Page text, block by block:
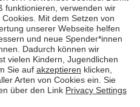
Bereich
Kinderdorf